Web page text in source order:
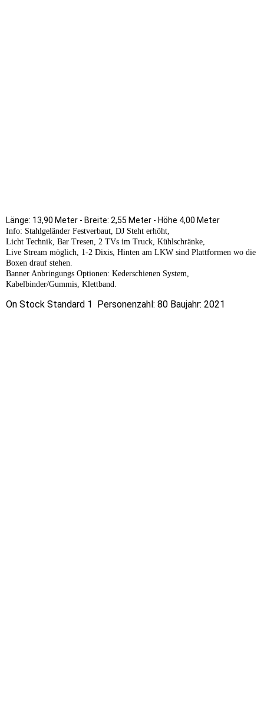
Länge: 13,90 Meter - Breite: 2,55 Meter - Höhe 4,00 Meter
Info: Stahlgeländer Festverbaut, DJ Steht erhöht,
Licht Technik, Bar Tresen, 2 TVs im Truck, Kühlschränke,
Live Stream möglich, 1-2 Dixis, Hinten am LKW sind Plattformen wo die
Boxen drauf stehen.
Banner Anbringungs Optionen: Kederschienen System,
Kabelbinder/Gummis, Klettband.
On Stock Standard 1 Personenzahl: 80 Baujahr: 2021